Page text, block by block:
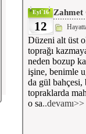
Eyl`16
12
Zahmet
Düzeni alt üst
toprağı
neden bozup
işine, benimle
da gül bahçesi,
topraklarda
o sa..devamı>>